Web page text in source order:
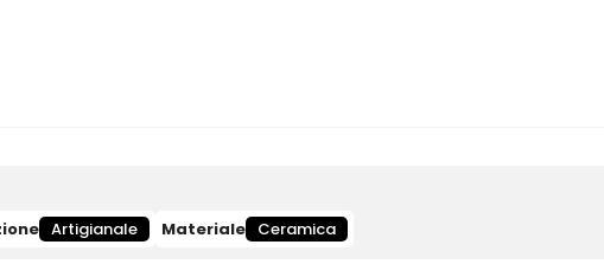
Artigianale Materiale Ceramica